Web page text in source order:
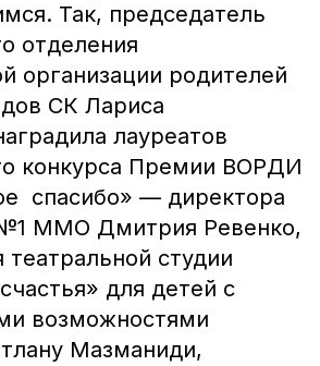
Так, председатель
отделения
организации родителей
СК Лариса
лауреатов
конкурса Премии ВОРДИ
спасибо» — директора
ММО Дмитрия Ревенко,
театральной студии
для детей с
возможностями
Мазманиди,